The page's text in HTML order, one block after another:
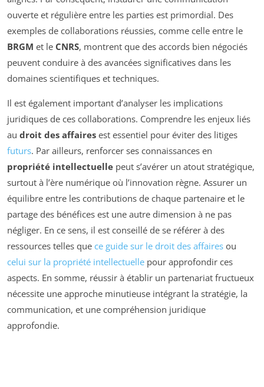
ouverte et régulière entre les parties est primordial. Des
exemples de collaborations réussies, comme celle entre le
BRGM et le CNRS, montrent que des accords bien négociés
peuvent conduire à des avancées significatives dans les
domaines scientifiques et techniques.
Il est également important d’analyser les implications
juridiques de ces collaborations. Comprendre les enjeux liés
au droit des affaires est essentiel pour éviter des litiges
futurs. Par ailleurs, renforcer ses connaissances en
propriété intellectuelle peut s’avérer un atout stratégique,
surtout à l’ère numérique où l’innovation règne. Assurer un
équilibre entre les contributions de chaque partenaire et le
partage des bénéfices est une autre dimension à ne pas
négliger. En ce sens, il est conseillé de se référer à des
ressources telles que ce guide sur le droit des affaires ou
celui sur la propriété intellectuelle pour approfondir ces
aspects. En somme, réussir à établir un partenariat fructueux
nécessite une approche minutieuse intégrant la stratégie, la
communication, et une compréhension juridique
approfondie.